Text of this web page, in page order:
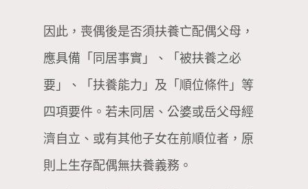
因此，喪偶後是否須扶養亡配偶父母，
應具備「同居事實」、「被扶養之必
要」、「扶養能力」及「順位條件」等
四項要件。若未同居、公婆或岳父母經
濟自立、或有其他子女在前順位者，原
則上生存配偶無扶養義務。